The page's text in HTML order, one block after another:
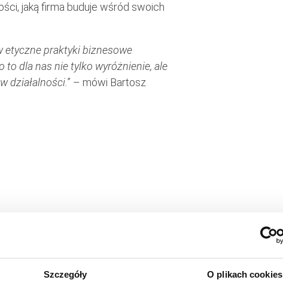
Szczegóły O plikach cookies
jaką firma buduje wśród swoich
etyczne praktyki biznesowe
to dla nas nie tylko wyróżnienie, ale
działalności.” – mówi Bartosz